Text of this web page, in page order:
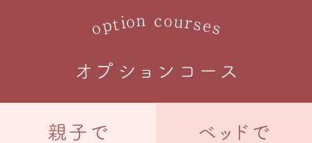
option courses
オプションコース
親子で
ベッドで